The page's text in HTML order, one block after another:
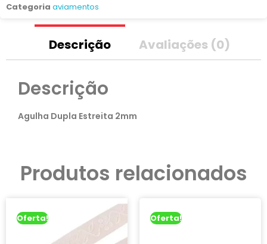
Categoria aviamentos
Descrição Avaliações (0)
Descrição
Agulha Dupla Estreita 2mm
Produtos relacionados
Oferta! Oferta!